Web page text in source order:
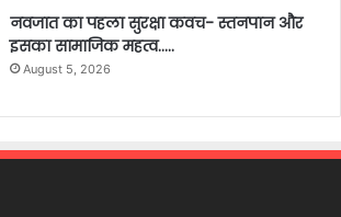
नवजात का पहला सुरक्षा कवच- स्तनपान और
इसका सामाजिक महत्व…..
August 5, 2026